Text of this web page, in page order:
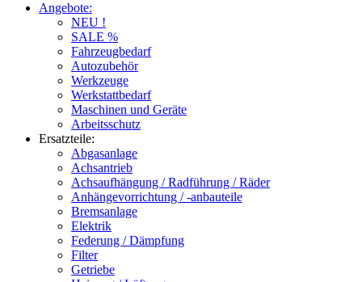
Angebote:
NEU !
SALE %
Fahrzeugbedarf
Autozubehör
Werkzeuge
Werkstattbedarf
Maschinen und Geräte
Arbeitsschutz
Ersatzteile:
Abgasanlage
Achsantrieb
Achsaufhängung / Radführung / Räder
Anhängevorrichtung / -anbauteile
Bremsanlage
Elektrik
Federung / Dämpfung
Filter
Getriebe